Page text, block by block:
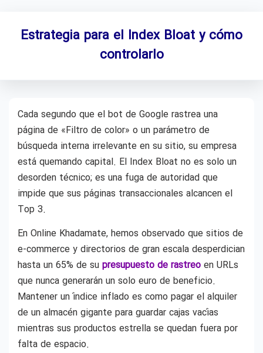
Estrategia para el Index Bloat y cómo
controlarlo
Cada segundo que el bot de Google rastrea una
página de «Filtro de color» o un parámetro de
búsqueda interna irrelevante en su sitio, su empresa
está quemando capital. El Index Bloat no es solo un
desorden técnico; es una fuga de autoridad que
impide que sus páginas transaccionales alcancen el
Top 3.
En Online Khadamate, hemos observado que sitios de
e-commerce y directorios de gran escala desperdician
hasta un 65% de su presupuesto de rastreo en URLs
que nunca generarán un solo euro de beneficio.
Mantener un índice inflado es como pagar el alquiler
de un almacén gigante para guardar cajas vacías
mientras sus productos estrella se quedan fuera por
falta de espacio.